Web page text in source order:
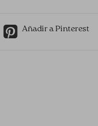
Añadir a Pinterest